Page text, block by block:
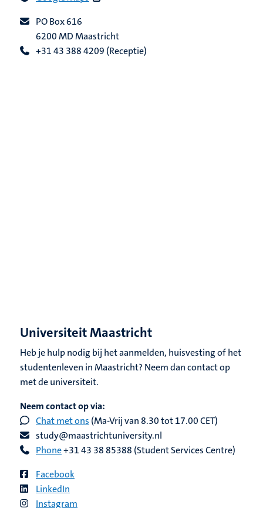
PO Box 616
6200 MD Maastricht
+31 43 388 4209 (Receptie)
Universiteit Maastricht
Heb je hulp nodig bij het aanmelden, huisvesting of het
studentenleven in Maastricht? Neem dan contact op
met de universiteit.
Neem contact op via:
Chat met ons (Ma-Vrij van 8.30 tot 17.00 CET)
study@maastrichtuniversity.nl
Phone+31 43 38 85388 (Student Services Centre)
Facebook
LinkedIn
Instagram